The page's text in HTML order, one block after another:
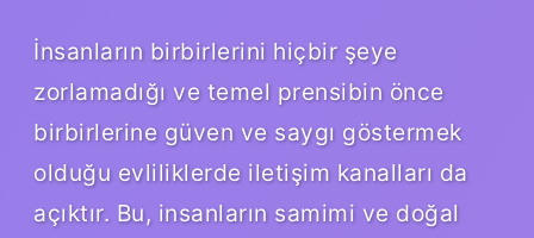
İnsanların birbirlerini hiçbir şeye
zorlamadığı ve temel prensibin önce
birbirlerine güven ve saygı göstermek
olduğu evliliklerde iletişim kanalları da
açıktır. Bu, insanların samimi ve doğal